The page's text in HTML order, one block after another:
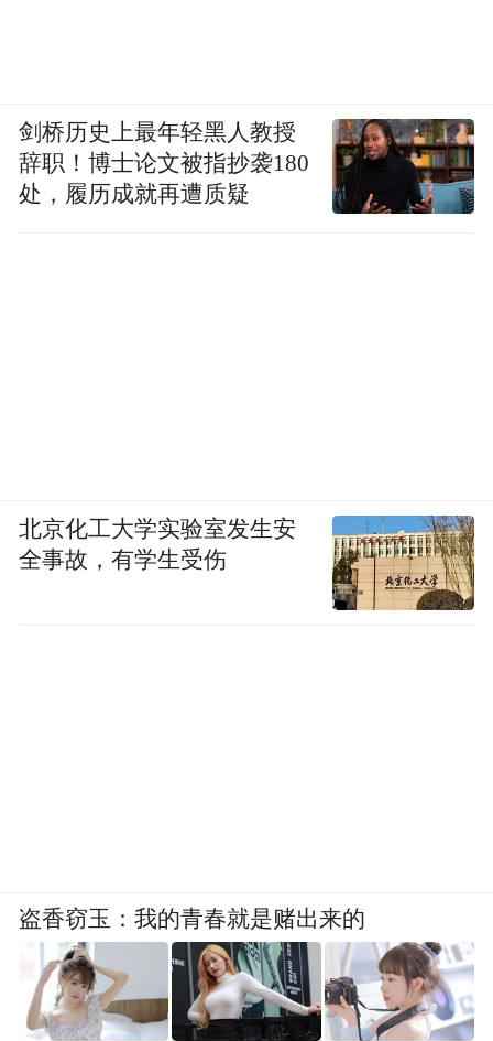
剑桥历史上最年轻黑人教授
辞职！博士论文被指抄袭180
处，履历成就再遭质疑
北京化工大学实验室发生安
全事故，有学生受伤
盗香窃玉：我的青春就是赌出来的